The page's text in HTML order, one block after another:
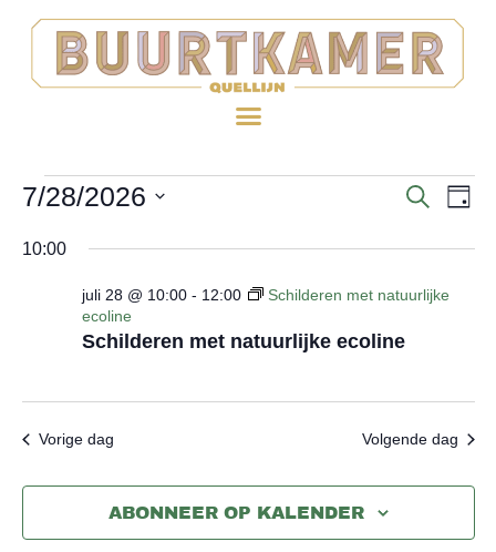
Zoeken
en
DAG
7/28/2026
een
10:00
Schilderen met natuurlijke ecoline
juli 28 @ 10:00- 12:00
Schilderen met natuurlijke
ecoline
Vorige dag Volgende dag
ABONNEER OP KALENDER